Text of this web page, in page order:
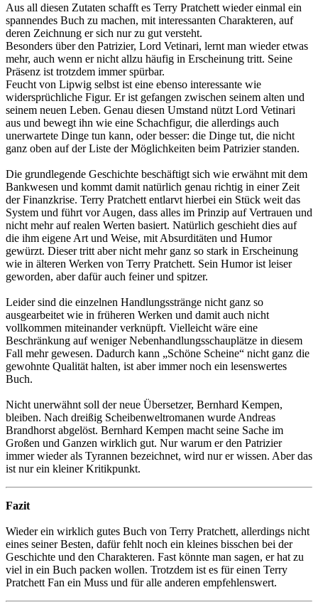
Aus all diesen Zutaten schafft es Terry Pratchett wieder einmal ein
spannendes Buch zu machen, mit interessanten Charakteren, auf
deren Zeichnung er sich nur zu gut versteht.
Besonders über den Patrizier, Lord Vetinari, lernt man wieder etwas
mehr, auch wenn er nicht allzu häufig in Erscheinung tritt. Seine
Präsenz ist trotzdem immer spürbar.
Feucht von Lipwig selbst ist eine ebenso interessante wie
widersprüchliche Figur. Er ist gefangen zwischen seinem alten und
seinem neuen Leben. Genau diesen Umstand nützt Lord Vetinari
aus und bewegt ihn wie eine Schachfigur, die allerdings auch
unerwartete Dinge tun kann, oder besser: die Dinge tut, die nicht
ganz oben auf der Liste der Möglichkeiten beim Patrizier standen.
Die grundlegende Geschichte beschäftigt sich wie erwähnt mit dem
Bankwesen und kommt damit natürlich genau richtig in einer Zeit
der Finanzkrise. Terry Pratchett entlarvt hierbei ein Stück weit das
System und führt vor Augen, dass alles im Prinzip auf Vertrauen und
nicht mehr auf realen Werten basiert. Natürlich geschieht dies auf
die ihm eigene Art und Weise, mit Absurditäten und Humor
gewürzt. Dieser tritt aber nicht mehr ganz so stark in Erscheinung
wie in älteren Werken von Terry Pratchett. Sein Humor ist leiser
geworden, aber dafür auch feiner und spitzer.
Leider sind die einzelnen Handlungsstränge nicht ganz so
ausgearbeitet wie in früheren Werken und damit auch nicht
vollkommen miteinander verknüpft. Vielleicht wäre eine
Beschränkung auf weniger Nebenhandlungsschauplätze in diesem
Fall mehr gewesen. Dadurch kann „Schöne Scheine“ nicht ganz die
gewohnte Qualität halten, ist aber immer noch ein lesenswertes
Buch.
Nicht unerwähnt soll der neue Übersetzer, Bernhard Kempen,
bleiben. Nach dreißig Scheibenweltromanen wurde Andreas
Brandhorst abgelöst. Bernhard Kempen macht seine Sache im
Großen und Ganzen wirklich gut. Nur warum er den Patrizier
immer wieder als Tyrannen bezeichnet, wird nur er wissen. Aber das
ist nur ein kleiner Kritikpunkt.
Fazit
Wieder ein wirklich gutes Buch von Terry Pratchett, allerdings nicht
eines seiner Besten, dafür fehlt noch ein kleines bisschen bei der
Geschichte und den Charakteren. Fast könnte man sagen, er hat zu
viel in ein Buch packen wollen. Trotzdem ist es für einen Terry
Pratchett Fan ein Muss und für alle anderen empfehlenswert.